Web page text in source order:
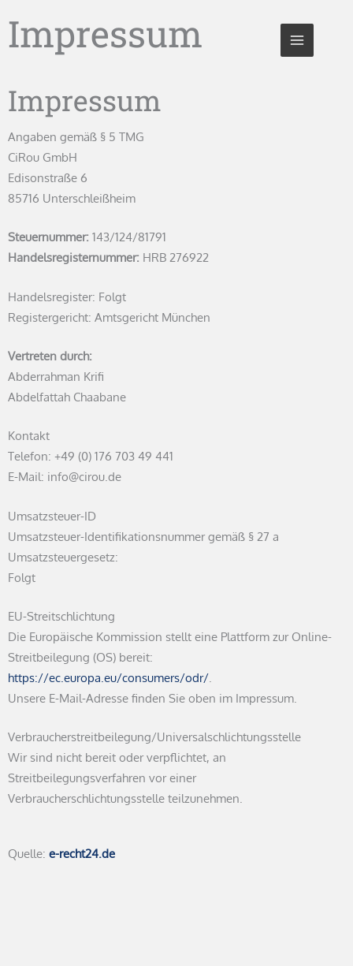
Inhalt
springen
Impressum
Impressum
Angaben gemäß § 5 TMG
CiRou GmbH
Edisonstraße 6
85716 Unterschleißheim
Steuernummer: 143/124/81791
Handelsregisternummer: HRB 276922
Handelsregister: Folgt
Registergericht: Amtsgericht München
Vertreten durch:
Abderrahman Krifi
Abdelfattah Chaabane
Kontakt
Telefon: +49 (0) 176 703 49 441
E-Mail: info@cirou.de
Umsatzsteuer-ID
Umsatzsteuer-Identifikationsnummer gemäß § 27 a
Umsatzsteuergesetz:
Folgt
EU-Streitschlichtung
Die Europäische Kommission stellt eine Plattform zur Online-
Streitbeilegung (OS) bereit:
https://ec.europa.eu/consumers/odr/
Unsere E-Mail-Adresse finden Sie oben im Impressum.
Verbraucher­streit­beilegung/Universal­schlichtungs­stelle
Wir sind nicht bereit oder verpflichtet, an
Streitbeilegungsverfahren vor einer
Verbraucherschlichtungsstelle teilzunehmen.
Quelle: e-recht24.de